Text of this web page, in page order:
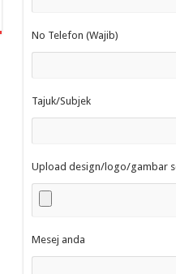
No Telefon (Wajib)
Tajuk/Subjek
Upload design/logo/gambar
Mesej anda